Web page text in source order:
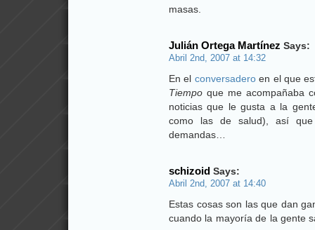
masas.
Julián Ortega Martínez Says:
Abril 2nd, 2007 at 14:32
En el conversaderoen el que
Tiempo que me acompañaba
noticias que le gusta a la
como las de salud), así
demandas…
schizoid Says:
Abril 2nd, 2007 at 14:40
Estas cosas son las que dan
cuando la mayoría de la gente